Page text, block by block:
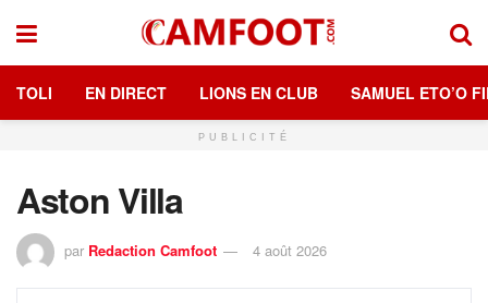
TOLI EN DIRECT LIONS EN CLUB SAMUEL ETO’O
PUBLICITÉ
Aston Villa
par Redaction Camfoot 4 août 2026